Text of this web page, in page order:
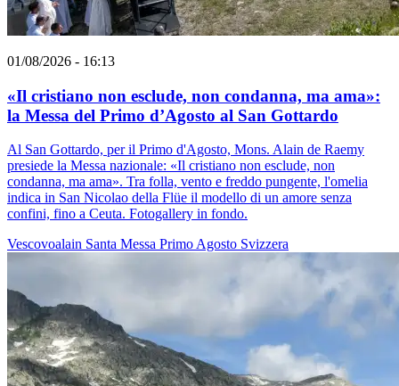
01/08/2026 - 16:13
«Il cristiano non esclude, non condanna, ma ama»:
la Messa del Primo d’Agosto al San Gottardo
Al San Gottardo, per il Primo d'Agosto, Mons. Alain de Raemy
presiede la Messa nazionale: «Il cristiano non esclude, non
condanna, ma ama». Tra folla, vento e freddo pungente, l'omelia
indica in San Nicolao della Flüe il modello di un amore senza
confini, fino a Ceuta. Fotogallery in fondo.
Vescovoalain Santa Messa Primo Agosto Svizzera